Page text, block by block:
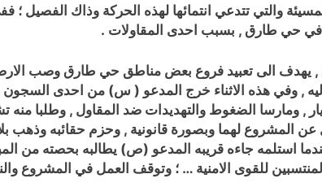
حي طارق , بسبب احدى المقاولات .
, يهدف الى تعبيد فروع بعض مناطق حي طارق وصب
, ومارسا الضغوط والتهديدات ضد المقاول , وطلبا
المشروع لهما وبصورة قانونية , وحزم حقائبه وذهب
استلمه جاءه قريبه المدعو (ص) يطالبه بحصته من
للقوى الامنية … ؛ وتوقف العمل في المشروع